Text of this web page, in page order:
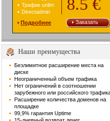
Трафик unlim
Directadmin
8.5 €
Подробнее Заказать
Наши преимущества
Безлимитное расширение места на
диске
Неограниченный объем трафика
Нет ограничений в соотношении
зарубежного или российского
Расширение количества доменов на
площадке
99,9% гарантия Uptime